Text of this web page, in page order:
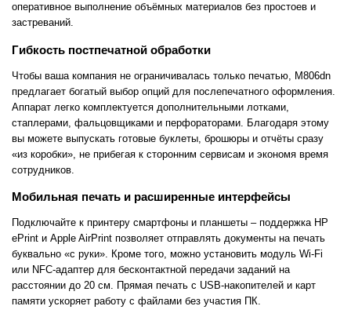
оперативное выполнение объёмных материалов без простоев и
застреваний.
Гибкость постпечатной обработки
Чтобы ваша компания не ограничивалась только печатью, M806dn
предлагает богатый выбор опций для послепечатного оформления.
Аппарат легко комплектуется дополнительными лотками,
стаплерами, фальцовщиками и перфораторами. Благодаря этому
вы можете выпускать готовые буклеты, брошюры и отчёты сразу
«из коробки», не прибегая к сторонним сервисам и экономя время
сотрудников.
Мобильная печать и расширенные интерфейсы
Подключайте к принтеру смартфоны и планшеты – поддержка HP
ePrint и Apple AirPrint позволяет отправлять документы на печать
буквально «с руки». Кроме того, можно установить модуль Wi-Fi
или NFC-адаптер для бесконтактной передачи заданий на
расстоянии до 20 см. Прямая печать с USB-накопителей и карт
памяти ускоряет работу с файлами без участия ПК.